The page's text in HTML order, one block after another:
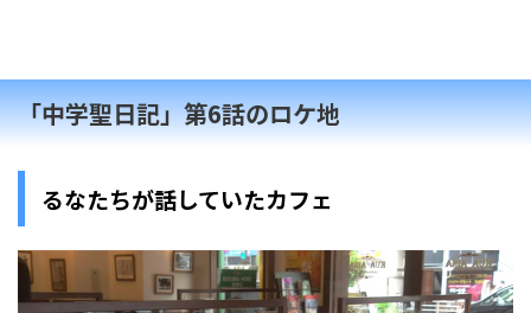
「中学聖日記」第6話のロケ地
るなたちが話していたカフェ